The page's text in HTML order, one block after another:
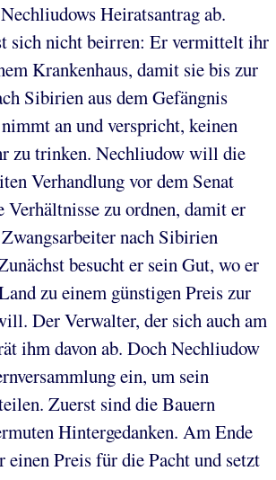
Heiratsantrag ab.
sich nicht beirren: Er vermittelt ihr
Krankenhaus, damit sie bis zur
Sibirien aus dem Gefängnis
an und verspricht, keinen
zu trinken. Nechliudow will die
Verhandlung vor dem Senat
Verhältnisse zu ordnen, damit er
nach Sibirien
besucht er sein Gut, wo er
zu einem günstigen Preis zur
Der Verwalter, der sich auch am
ihm davon ab. Doch Nechliudow
ein, um sein
Zuerst sind die Bauern
Hintergedanken. Am Ende
einen Preis für die Pacht und setzt